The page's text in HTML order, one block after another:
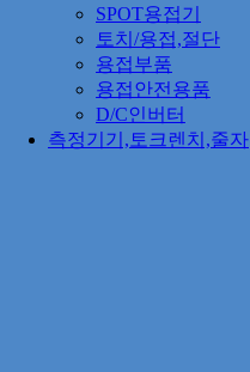
SPOT용접기
토치/용접,절단
용접부품
용접안전용품
D/C인버터
측정기기,토크렌치,줄자